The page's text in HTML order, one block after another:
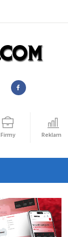
Firmy Reklama